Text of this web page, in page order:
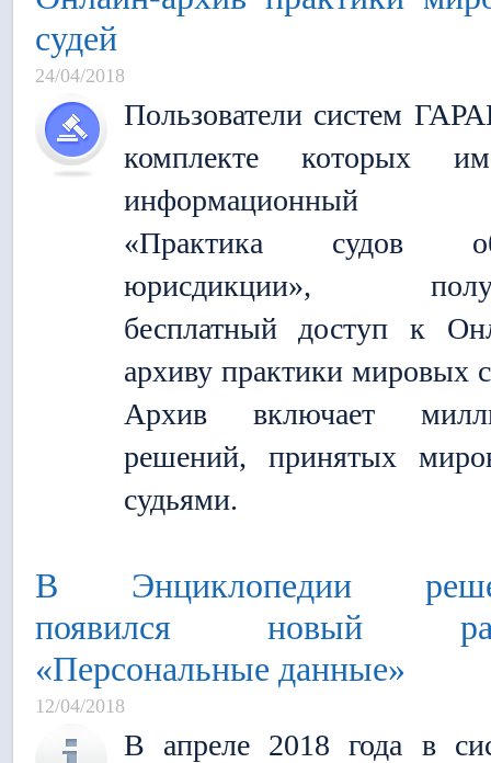
судей
24/04/2018
Пользователи систем
комплекте которых
информационный
«Практика судов
юрисдикции»,
бесплатный доступ к
архиву практики мировых
Архив включает
решений, принятых
судьями.
В Энциклопедии
появился новый
«Персональные данные»
12/04/2018
В апреле 2018 года в